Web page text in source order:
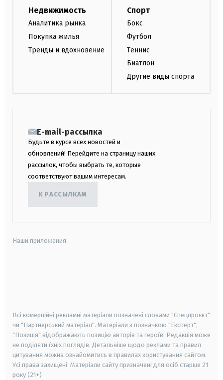
Недвижимость
Аналитика рынка
Покупка жилья
Тренды и вдохновение
Спорт
Бокс
Футбол
Теннис
Биатлон
Другие виды спорта
E-mail-рассылка
Будьте в курсе всех новостей и
обновлений! Перейдите на страницу наших
рассылок, чтобы выбрать те, которые
соответствуют вашим интересам.
К РАССЫЛКАМ
Наши приложения:
Всі комерційні рекламні матеріали позначені словами "Спецпроєкт"
чи "Партнерський матеріал". Матеріали з позначкою "Експерт",
"Позиція" відображають позицію авторів та героїв. Редакція може
не поділяти їхніх поглядів. Детальніше щодо реклами та правил
цитування можна ознайомитись в правилах користування сайтом.
Усі права захищені. Матеріали сайту призначені для осіб старше 21
року (21+)